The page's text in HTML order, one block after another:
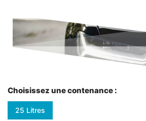
Choisissez une contenance :
25 Litres